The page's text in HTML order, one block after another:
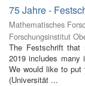
75 Jahre -
Mathematisches
Forschungsinstitut
The Festschrift
2019 includes many
We would like to
(Universität ...